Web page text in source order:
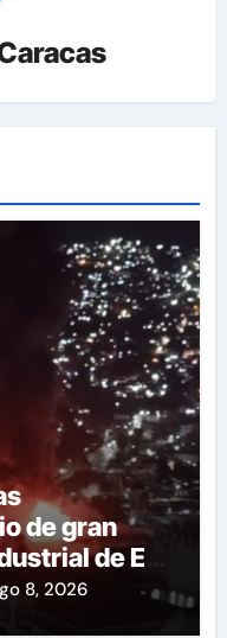
de gran
de El
8, 2026